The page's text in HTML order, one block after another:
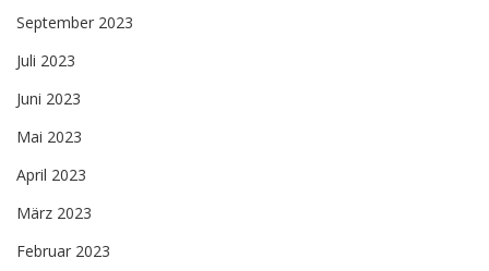
September 2023
Juli 2023
Juni 2023
Mai 2023
April 2023
März 2023
Februar 2023